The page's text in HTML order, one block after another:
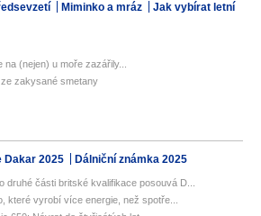
Miminko a mráz
Jak vybírat letní
(nejen) u moře zazářily...
zakysané smetany
Dakar 2025 Dálniční známka 2025
druhé části britské kvalifikace posouvá D...
které vyrobí více energie, než spotře...